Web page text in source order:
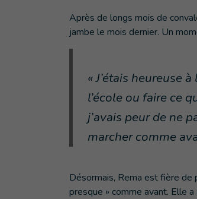
Après de longs mois de
jambe le mois dernier. Un
« J’étais heureuse
l’école ou faire ce
j’avais peur de ne
marcher comme
Désormais, Rema est fière de
presque » comme avant. Elle